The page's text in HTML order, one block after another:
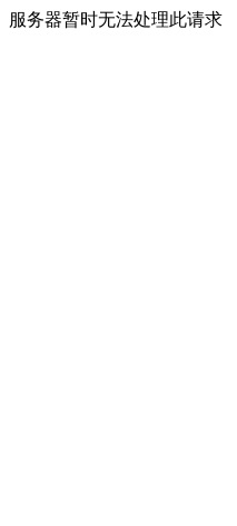
服务器暂时无法处理此请求